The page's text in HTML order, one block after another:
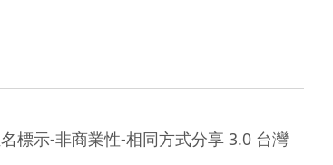
標示-非商業性-相同方式分享 3.0 台灣